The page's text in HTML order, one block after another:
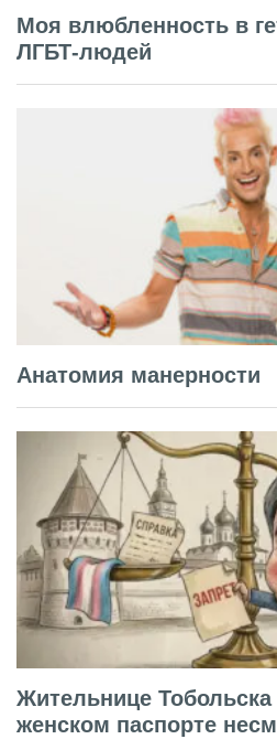
Моя влюбленность в
ЛГБТ-людей
Анатомия манерности
Жительнице Тобольска
женском паспорте